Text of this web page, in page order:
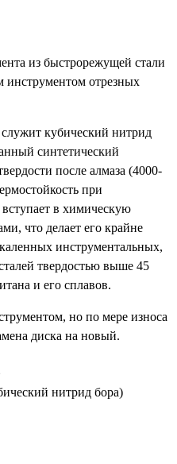
из быстрорежущей стали
инструментом отрезных
кубический нитрид
синтетический
после алмаза (4000-
при
в химическую
что делает его крайне
инструментальных,
твердостью выше 45
и его сплавов.
но по мере износа
диска на новый.
нитрид бора)